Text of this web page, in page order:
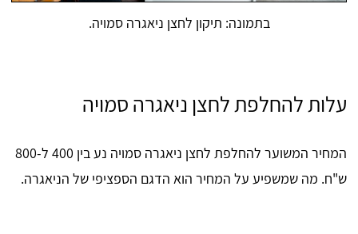
בתמונה: תיקון לחצן ניאגרה סמויה.
עלות להחלפת לחצן ניאגרה סמויה
המחיר המשוער להחלפת לחצן ניאגרה סמויה נע בין 400 ל-800
ש"ח. מה שמשפיע על המחיר הוא הדגם הספציפי של הניאגרה.